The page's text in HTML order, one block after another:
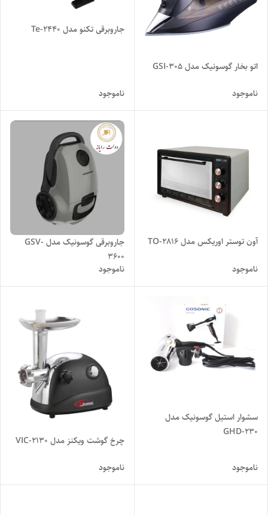
اتو بخار گوسونیک مدل GSI-305
ناموجود
جاروبرقی تکنو مدل Te-2440
ناموجود
آون توستر اوریکس مدل TO-2816
ناموجود
جاروبرقی گوسونیک مدل GSV-
3600
ناموجود
سشوار استیل گوسونیک مدل
GHD-230
ناموجود
چرخ گوشت ویکنز مدل VIC-2130
ناموجود